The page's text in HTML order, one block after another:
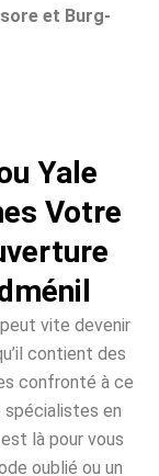
et Burg-
Yale
Votre
vite devenir
contient des
confronté à ce
spécialistes en
là pour vous
oublié ou un